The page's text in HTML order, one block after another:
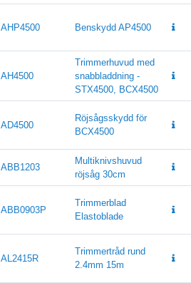
AHP4500 Benskydd AP4500
AH4500
Trimmerhuvud med
snabbladdning -
STX4500, BCX4500
AD4500
Röjsågsskydd för
BCX4500
ABB1203
Multiknivshuvud
röjsåg 30cm
ABB0903P
Trimmerblad
Elastoblade
AL2415R
Trimmertråd rund
2.4mm 15m